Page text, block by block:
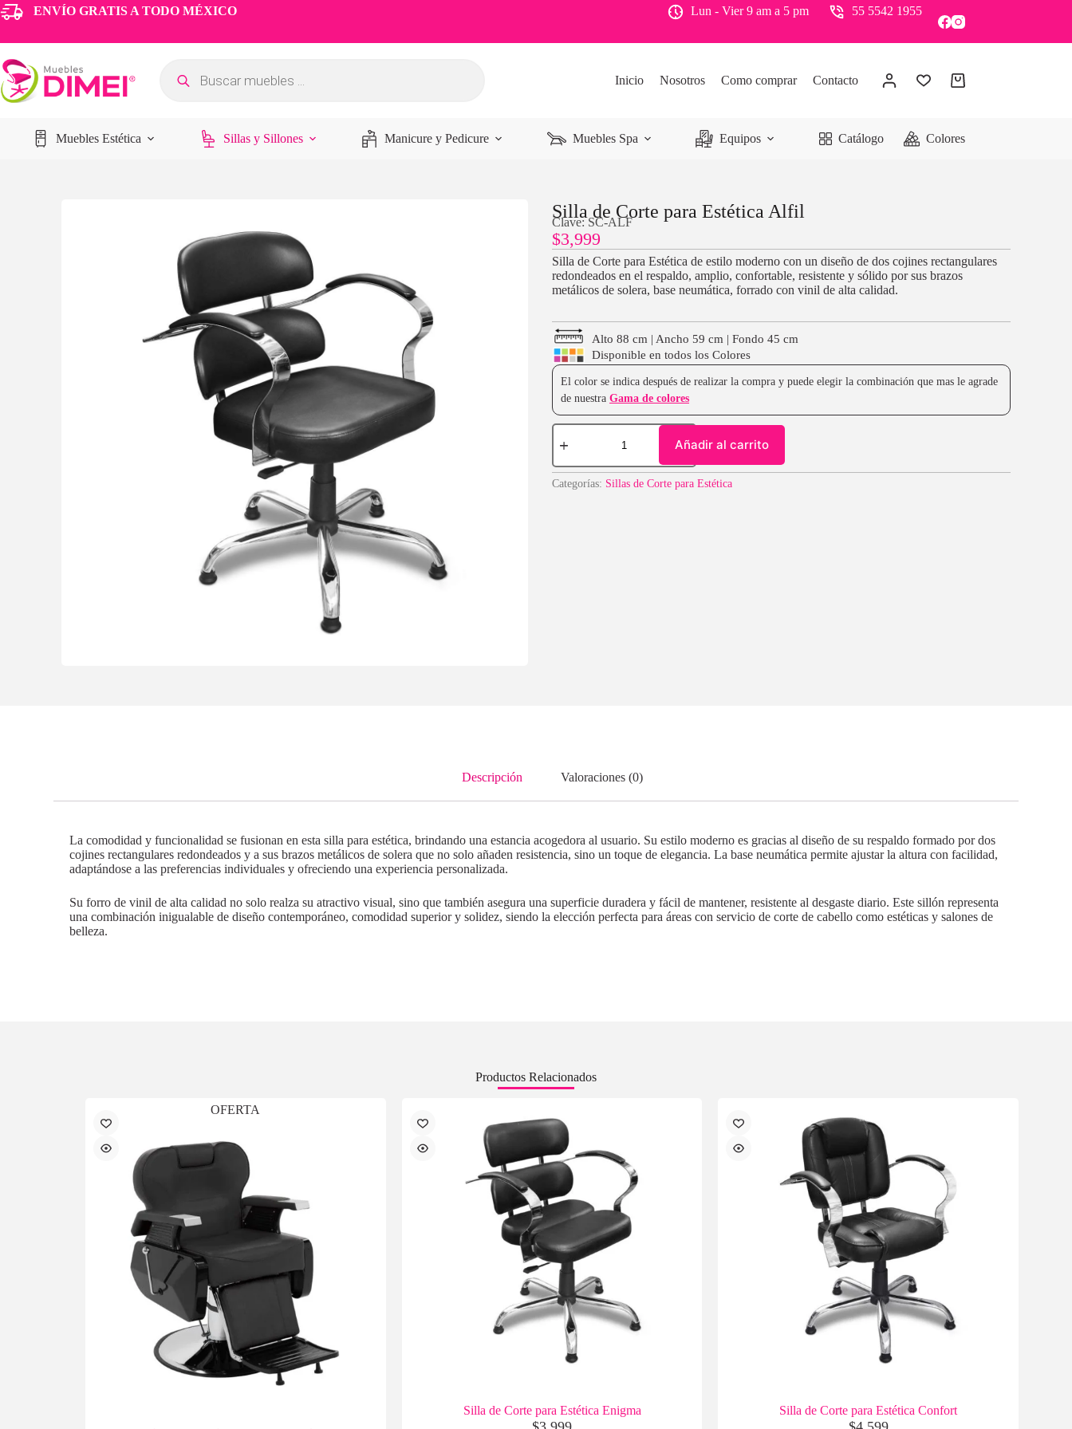
ENVÍO GRATIS A TODO MÉXICO Lun - Vier 9 am a 5 pm 55 5542 1955
Inicio Nosotros Como comprar Contacto
Muebles Estética Sillas y Sillones Manicure y Pedicure Muebles Spa Equipos Catálogo Colores
Silla de Corte para Estética Alfil
Clave: SC-ALF
$3,999
Silla de Corte para Estética de estilo moderno con un diseño de dos cojines rectangulares
redondeados en el respaldo, amplio, confortable, resistente y sólido por sus brazos
metálicos de solera, base neumática, forrado con vinil de alta calidad.
Alto 88 cm | Ancho 59 cm | Fondo 45 cm
Disponible en todos los Colores
El color se indica después de realizar la compra y puede elegir la combinación que mas le agrade
de nuestra Gama de colores
Añadir al carrito
Categorías: Sillas de Corte para Estética
Descripción Valoraciones (0)
La comodidad y funcionalidad se fusionan en esta silla para estética, brindando una estancia acogedora al usuario. Su estilo moderno es gracias al diseño de su respaldo formado por dos
cojines rectangulares redondeados y a sus brazos metálicos de solera que no solo añaden resistencia, sino un toque de elegancia. La base neumática permite ajustar la altura con facilidad,
adaptándose a las preferencias individuales y ofreciendo una experiencia personalizada.
Su forro de vinil de alta calidad no solo realza su atractivo visual, sino que también asegura una superficie duradera y fácil de mantener, resistente al desgaste diario. Este sillón representa
una combinación inigualable de diseño contemporáneo, comodidad superior y solidez, siendo la elección perfecta para áreas con servicio de corte de cabello como estéticas y salones de
belleza.
Productos Relacionados
OFERTA
Silla de Corte para Estética Enigma Silla de Corte para Estética Confort